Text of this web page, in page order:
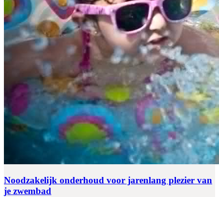
Noodzakelijk onderhoud voor jarenlang plezier van
je zwembad